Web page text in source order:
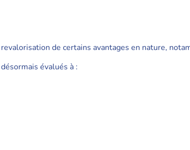
de certains avantages en nature,
évalués à :